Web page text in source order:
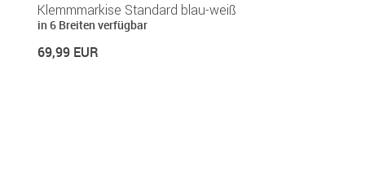
Klemmmarkise Standard blau-weiß
in 6 Breiten verfügbar
69,99 EUR